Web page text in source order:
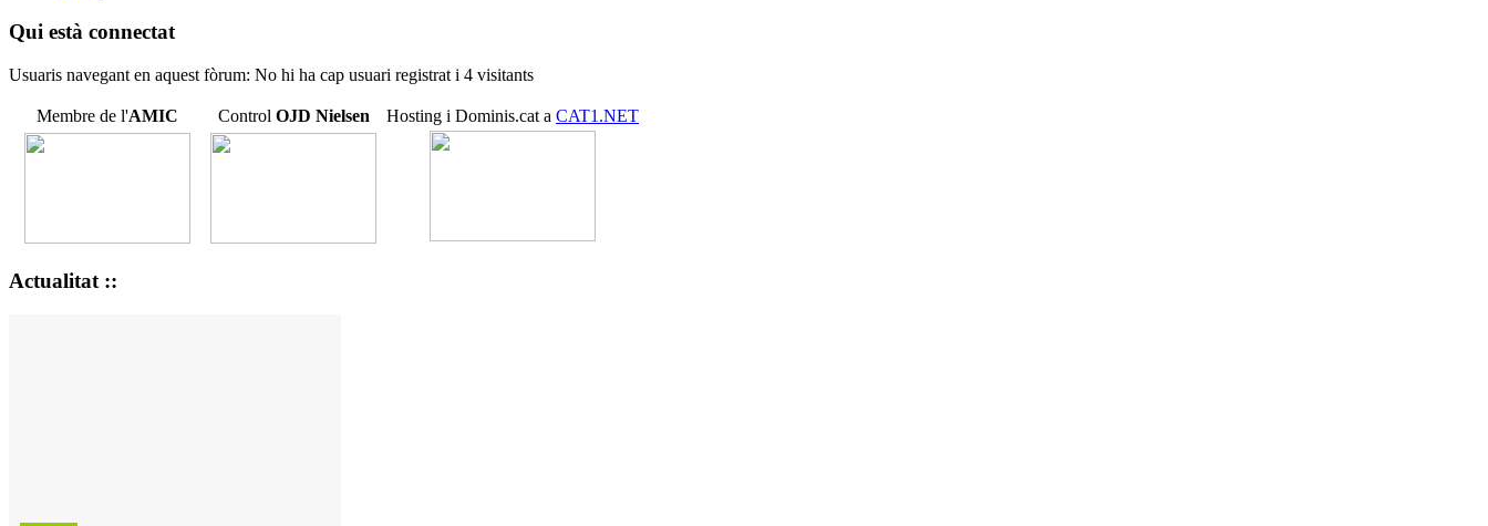
Qui està connectat
Usuaris navegant en aquest fòrum: No hi ha cap usuari registrat i 4 visitants
Membre de l'AMIC Control OJD Nielsen Hosting i Dominis.cat a CAT1.NET
Actualitat ::